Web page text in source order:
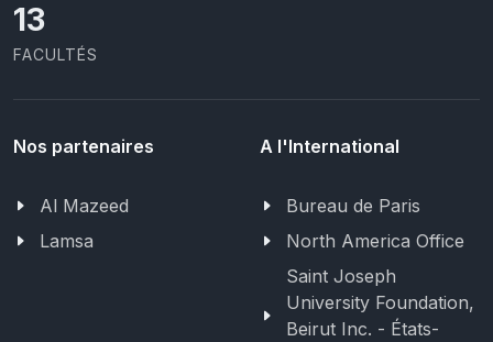
13
FACULTÉS
Nos partenaires
Al Mazeed
Lamsa
A l'International
Bureau de Paris
North America Office
Saint Joseph
University Foundation,
Beirut Inc. - États-